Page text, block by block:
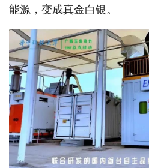
能源，变成真金白银。